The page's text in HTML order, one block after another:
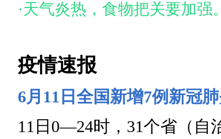
·天气炎热，食物把关要加强
疫情速报
6月11日全国新增7例新冠
11日0—24时，31个省（自